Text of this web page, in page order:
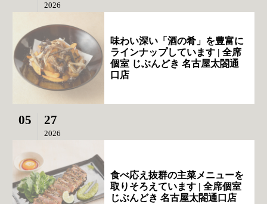
2026
味わい深い「酒の肴」を豊富に
ラインナップしています | 全席
個室 じぶんどき 名古屋太閤通
口店
05 27
2026
食べ応え抜群の主菜メニューを
取りそろえています | 全席個室
じぶんどき 名古屋太閤通口店